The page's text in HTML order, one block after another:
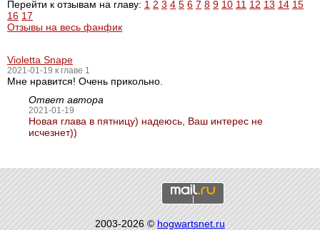
Перейти к отзывам на главу: 1 2 3 4 5 6 7 8 9 10 11 12 13 14 15
16 17
Отзывы на весь фанфик
Violetta Snape
2021-01-19 к главе 1
Мне нравится! Очень прикольно.
Ответ автора
2021-01-19
Новая глава в пятницу) надеюсь, Ваш интерес не
исчезнет))
2003-2026 ©hogwartsnet.ru